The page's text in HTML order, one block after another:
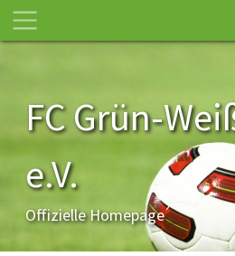
FC Grün-
e.V.
Offizielle Homepage